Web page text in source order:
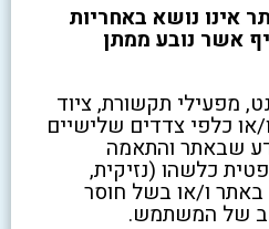
אינו נושא באחריות
אשר נובע ממתן
מפעילי תקשורת, ציוד
כלפי צדדים שלישיים
שבאתר והתאמה
כלשהו (נזיקית,
באתר ו/או בשל חוסר
של המשתמש.